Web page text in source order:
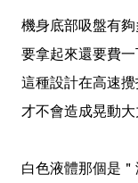
機身底部吸盤有夠
要拿起來還要費一
這種設計在高速攪
才不會造成晃動
白色液體那個是